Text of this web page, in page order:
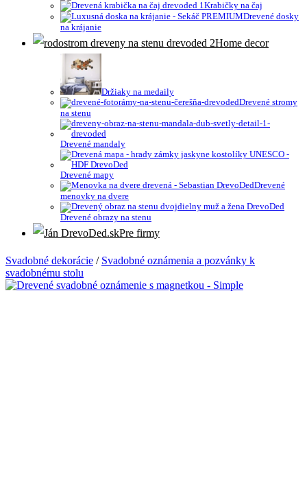
Krabičky na čaj
Drevené dosky
na krájanie
Home decor
Držiaky na medaily
Drevené stromy
na stenu
Drevené mandaly
Drevené mapy
Drevené
menovky na dvere
Drevené obrazy na stenu
Pre firmy
Svadobné dekorácie / Svadobné oznámenia a pozvánky k
svadobnému stolu